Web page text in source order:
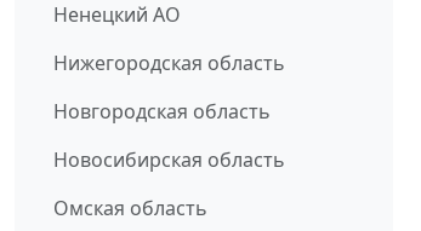
Ненецкий АО
Нижегородская область
Новгородская область
Новосибирская область
Омская область